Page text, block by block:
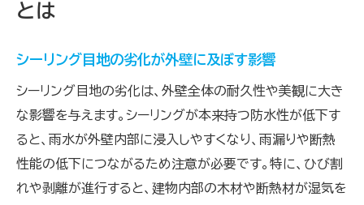
とは
シーリング目地の劣化が外壁に及ぼす影響
シーリング目地の劣化は、外壁全体の耐久性や美観に大き
な影響を与えます。シーリングが本来持つ防水性が低下す
ると、雨水が外壁内部に浸入しやすくなり、雨漏りや断熱
性能の低下につながるため注意が必要です。特に、ひび割
れや剥離が進行すると、建物内部の木材や断熱材が湿気を